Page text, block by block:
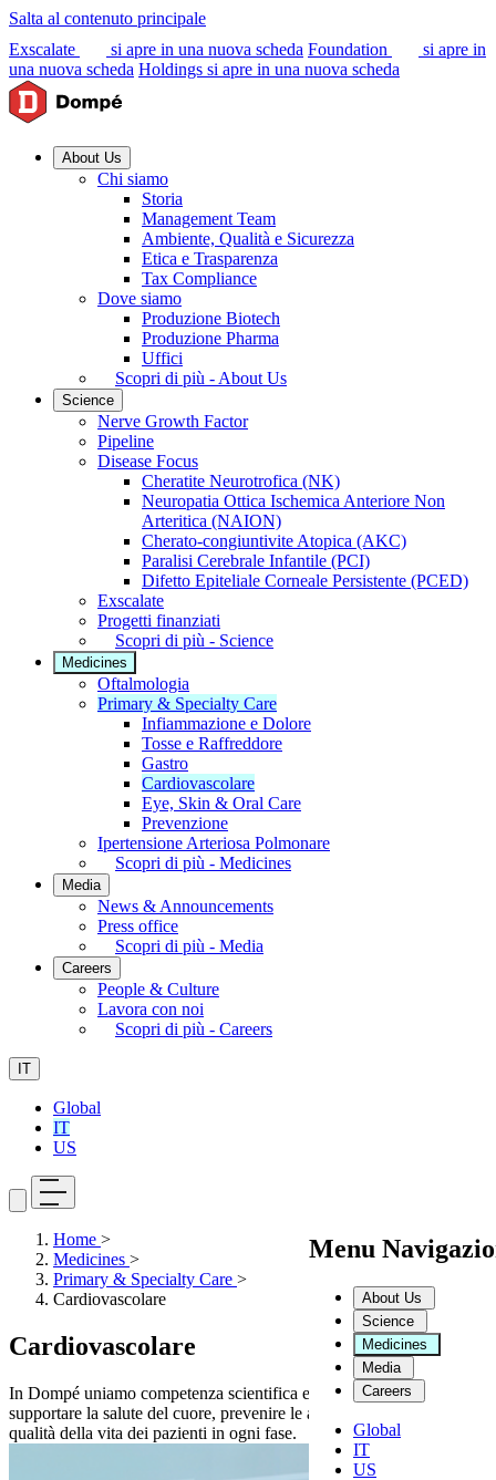
Salta al contenuto principale
Exscalate
si apre in una nuova scheda Foundation
si apre in
una nuova scheda Holdings si apre in una nuova scheda
About Us
Chi siamo
Storia
Management Team
Ambiente, Qualità e Sicurezza
Etica e Trasparenza
Tax Compliance
Dove siamo
Produzione Biotech
Produzione Pharma
Uffici
Scopri di più - About Us
Science
Nerve Growth Factor
Pipeline
Disease Focus
Cheratite Neurotrofica (NK)
Neuropatia Ottica Ischemica Anteriore Non
Arteritica (NAION)
Cherato-congiuntivite Atopica (AKC)
Paralisi Cerebrale Infantile (PCI)
Difetto Epiteliale Corneale Persistente (PCED)
Exscalate
Progetti finanziati
Scopri di più - Science
Medicines
Oftalmologia
Primary & Specialty Care
Infiammazione e Dolore
Tosse e Raffreddore
Gastro
Cardiovascolare
Eye, Skin & Oral Care
Prevenzione
Ipertensione Arteriosa Polmonare
Scopri di più - Medicines
Media
News & Announcements
Press office
Scopri di più - Media
Careers
People & Culture
Lavora con noi
Scopri di più - Careers
IT
Global
IT
US
Menu
About Us
Science
Medicines
Media
Careers
Global
IT
US
Home >
Medicines >
Primary & Specialty Care >
Cardiovascolare
Cardiovascolare
In Dompé uniamo competenza scientifica e terapie innovative per
supportare la salute del cuore, prevenire le aritmie e migliorare la
qualità della vita dei pazienti in ogni fase.